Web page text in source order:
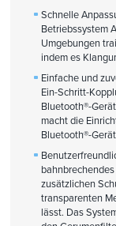
Schnelle
Betriebssystem
Umgebungen
indem es
Einfache und
Ein-Schritt-
Bluetooth®-
macht die
Bluetooth®-
zusätzlichen
transparenten
lässt. Das